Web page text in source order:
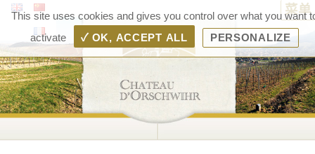
–
菜单
This site uses cookies and gives you control over what you want
activate
✓ OK, ACCEPT ALL PERSONALIZE